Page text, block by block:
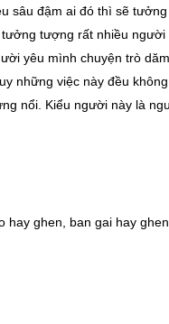
sâu đậm ai đó thì sẽ
tượng rất nhiều người
yêu mình chuyện trò
những việc này đều
nổi. Kiểu người này là